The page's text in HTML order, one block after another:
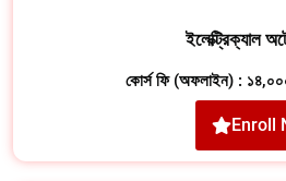
ইলেক্ট্রিক্যাল
কোর্স ফি (অফলাইন) :
Enroll